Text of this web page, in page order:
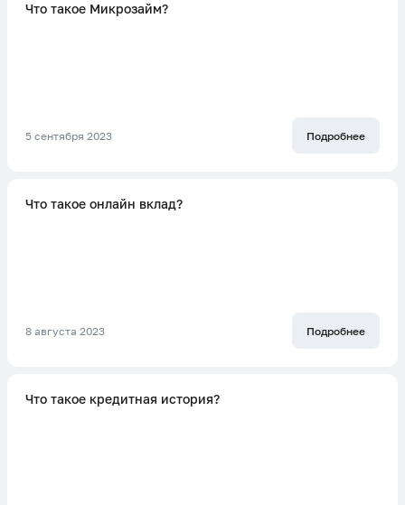
Что такое Микрозайм?
5 сентября 2023 Подробнее
Что такое онлайн вклад?
8 августа 2023 Подробнее
Что такое кредитная история?